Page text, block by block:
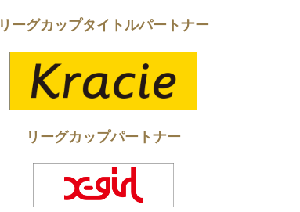
リーグカップタイトルパートナー
リーグカップパートナー